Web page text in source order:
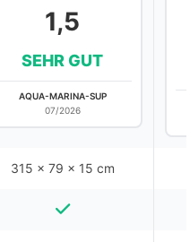
1,5
SEHR GUT
AQUA-MARINA-SUP
07/2026
315 x 79 x 15 cm